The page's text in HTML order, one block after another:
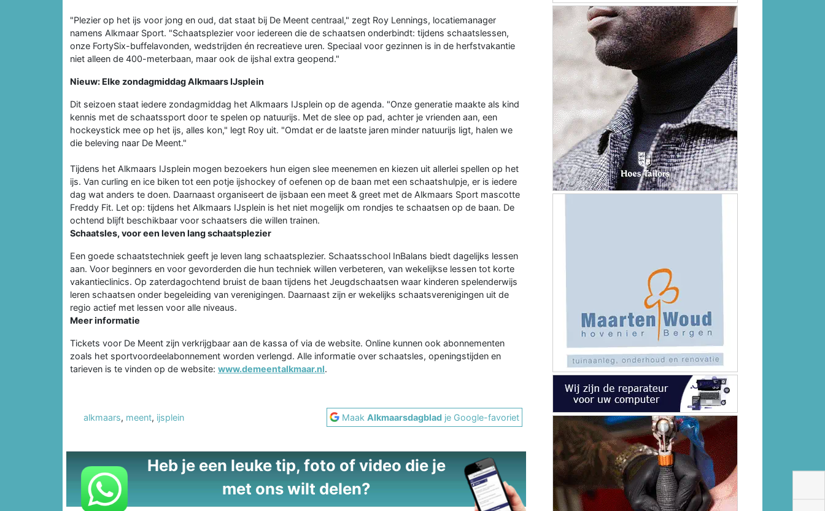
"Plezier op het ijs voor jong en oud, dat staat bij De Meent centraal," zegt Roy Lennings, locatiemanager
namens Alkmaar Sport. "Schaatsplezier voor iedereen die de schaatsen onderbindt: tijdens schaatslessen,
onze FortySix-buffelavonden, wedstrijden én recreatieve uren. Speciaal voor gezinnen is in de herfstvakantie
niet alleen de 400-meterbaan, maar ook de ijshal extra geopend."
Nieuw: Elke zondagmiddag Alkmaars IJsplein
Dit seizoen staat iedere zondagmiddag het Alkmaars IJsplein op de agenda. "Onze generatie maakte als kind
kennis met de schaatssport door te spelen op natuurijs. Met de slee op pad, achter je vrienden aan, een
hockeystick mee op het ijs, alles kon," legt Roy uit. "Omdat er de laatste jaren minder natuurijs ligt, halen we
die beleving naar De Meent."
Tijdens het Alkmaars IJsplein mogen bezoekers hun eigen slee meenemen en kiezen uit allerlei spellen op het
ijs. Van curling en ice biken tot een potje ijshockey of oefenen op de baan met een schaatshulpje, er is iedere
dag wat anders te doen. Daarnaast organiseert de ijsbaan een meet & greet met de Alkmaars Sport mascotte
Freddy Fit. Let op: tijdens het Alkmaars IJsplein is het niet mogelijk om rondjes te schaatsen op de baan. De
ochtend blijft beschikbaar voor schaatsers die willen trainen.
Schaatsles, voor een leven lang schaatsplezier
Een goede schaatstechniek geeft je leven lang schaatsplezier. Schaatsschool InBalans biedt dagelijks lessen
aan. Voor beginners en voor gevorderden die hun techniek willen verbeteren, van wekelijkse lessen tot korte
vakantieclinics. Op zaterdagochtend bruist de baan tijdens het Jeugdschaatsen waar kinderen spelenderwijs
leren schaatsen onder begeleiding van verenigingen. Daarnaast zijn er wekelijks schaatsverenigingen uit de
regio actief met lessen voor alle niveaus.
Meer informatie
Tickets voor De Meent zijn verkrijgbaar aan de kassa of via de website. Online kunnen ook abonnementen
zoals het sportvoordeelabonnement worden verlengd. Alle informatie over schaatsles, openingstijden en
tarieven is te vinden op de website: www.demeentalkmaar.nl.
alkmaars, meent, ijsplein MaakAlkmaarsdagblad je Google-favoriet
Heb je een leuke tip, foto of video die je
met ons wilt delen?